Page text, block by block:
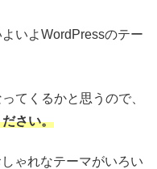
いよWordPressのテー
てくるかと思うので、
さい。
ゃれなテーマがいろい